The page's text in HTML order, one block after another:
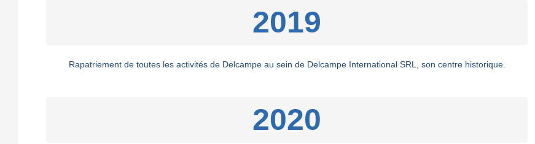
2019
Rapatriement de toutes les activités de Delcampe au sein de Delcampe International SRL, son centre historique.
2020